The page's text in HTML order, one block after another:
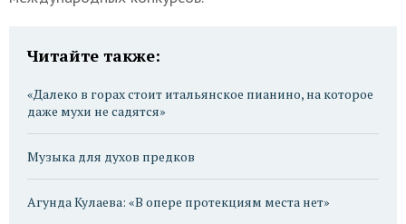
Читайте также:
«Далеко в горах стоит итальянское пианино, на которое
даже мухи не садятся»
Музыка для духов предков
Агунда Кулаева: «В опере протекциям места нет»